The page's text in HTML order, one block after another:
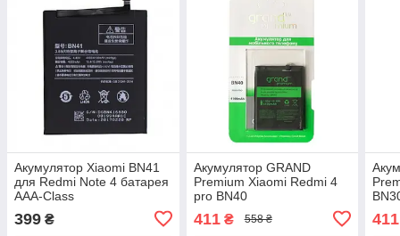
Акумулятор Xiaomi BN41
для Redmi Note 4 батарея
AAA-Class
399 ₴
Акумулятор GRAND
Premium Xiaomi Redmi 4
pro BN40
411₴ 558 ₴ 411